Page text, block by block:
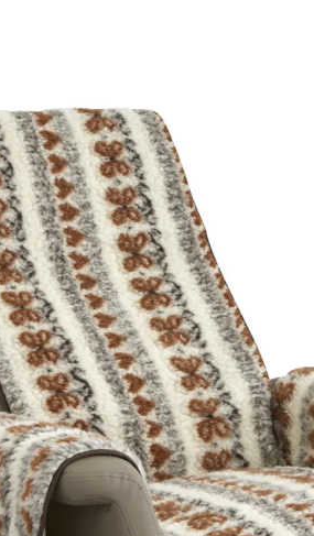
In den Warenkorb
in 3-4 Werktagen bei Ihnen
für Ihren Lieblingssessel!
mit Fußteil ist die
für Ihren Lieblingssessel.